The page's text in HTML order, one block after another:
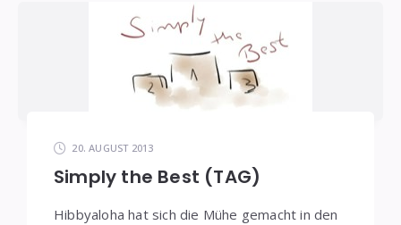
20. AUGUST 2013
Simply the Best (TAG)
Hibbyaloha hat sich die Mühe gemacht in den